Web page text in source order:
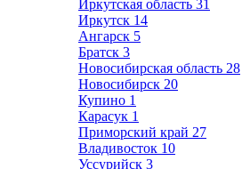
Иркутская область 31
Иркутск 14
Ангарск 5
Братск 3
Новосибирская область 28
Новосибирск 20
Купино 1
Карасук 1
Приморский край 27
Владивосток 10
Уссурийск 3